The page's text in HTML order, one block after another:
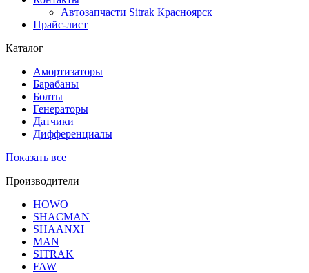
Автозапчасти Sitrak Красноярск
Прайс-лист
Каталог
Амортизаторы
Барабаны
Болты
Генераторы
Датчики
Дифференциалы
Показать все
Производители
HOWO
SHACMAN
SHAANXI
MAN
SITRAK
FAW